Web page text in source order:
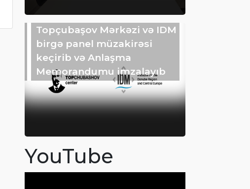
Topçubaşov Mərkəzi və IDM
birgə panel müzakirəsi
keçirib və Anlaşma
Memorandumu imzalayıb
YouTube